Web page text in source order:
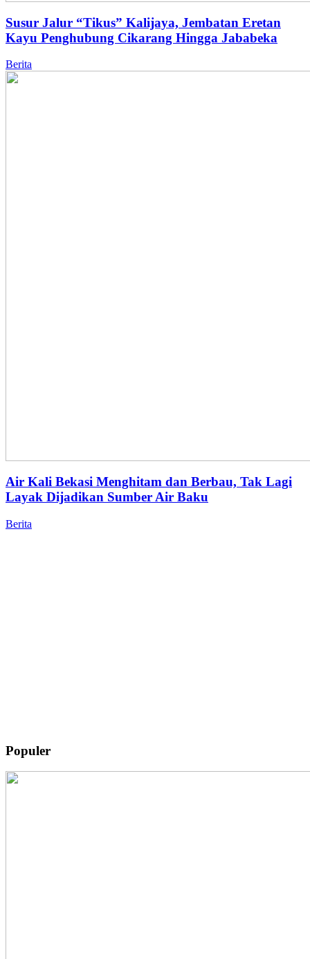
Susur Jalur “Tikus” Kalijaya, Jembatan Eretan
Kayu Penghubung Cikarang Hingga Jababeka
Berita
Air Kali Bekasi Menghitam dan Berbau, Tak Lagi
Layak Dijadikan Sumber Air Baku
Berita
Populer